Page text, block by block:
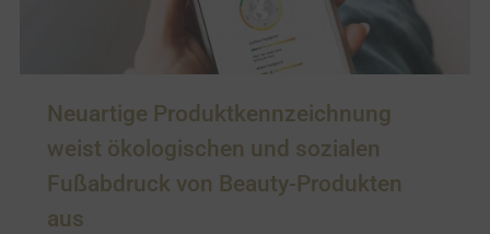
Neuartige Produktkennzeichnung
weist ökologischen und sozialen
Fußabdruck von Beauty-Produkten
aus